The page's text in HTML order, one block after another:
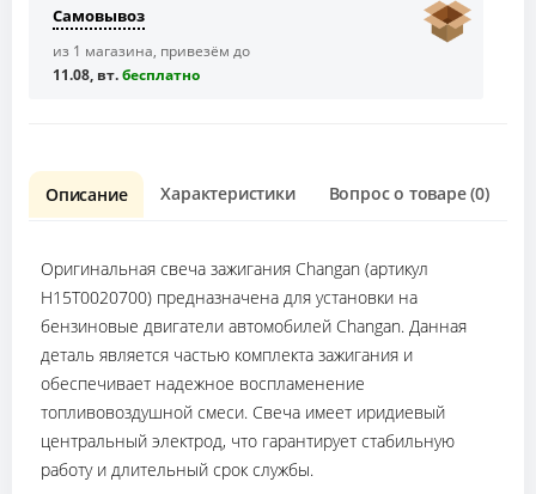
Самовывоз
из 1 магазина, привезём до
11.08, вт.бесплaтно
Описание Характеристики Вопрос о товаре (0)
Оригинальная свеча зажигания Changan (артикул
H15T0020700) предназначена для установки на
бензиновые двигатели автомобилей Changan. Данная
деталь является частью комплекта зажигания и
обеспечивает надежное воспламенение
топливовоздушной смеси. Свеча имеет иридиевый
центральный электрод, что гарантирует стабильную
работу и длительный срок службы.